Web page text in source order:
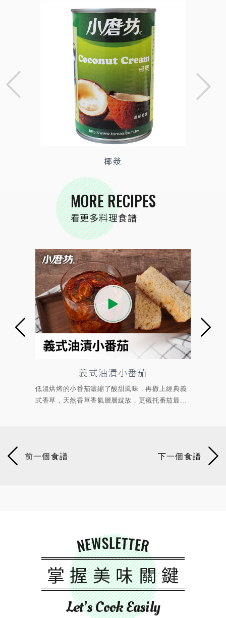
椰漿
MORE RECIPES
看更多料理食譜
黃金咖哩炒麵
麵條搭配蔬菜與配料一起拌炒，香氣在鍋中越炒越
濃，熱騰騰的炒麵裹上濃郁咖哩香氣，每一口都...
NEWSLETTER
掌握美味關鍵
Let’s Cook Easily